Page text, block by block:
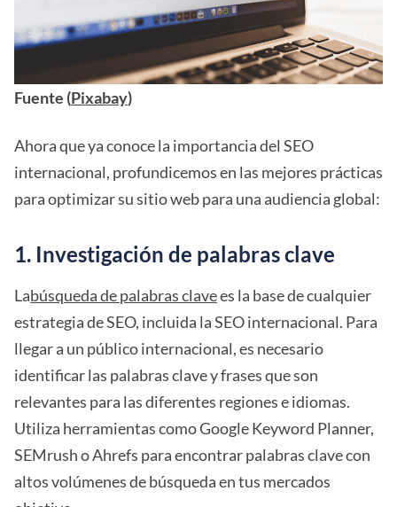
Fuente (Pixabay)
Ahora que ya conoce la importancia del SEO
internacional, profundicemos en las mejores prácticas
para optimizar su sitio web para una audiencia global:
1. Investigación de palabras clave
Labúsqueda de palabras clavees la base de cualquier
estrategia de SEO, incluida la SEO internacional. Para
llegar a un público internacional, es necesario
identificar las palabras clave y frases que son
relevantes para las diferentes regiones e idiomas.
Utiliza herramientas como Google Keyword Planner,
SEMrush o Ahrefs para encontrar palabras clave con
altos volúmenes de búsqueda en tus mercados